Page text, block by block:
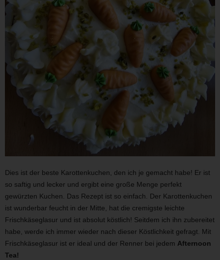
Dies ist der beste Karottenkuchen, den ich je gemacht habe! Er ist
so saftig und lecker und ergibt eine große Menge perfekt
gewürzten Kuchen. Das Rezept ist so einfach. Der Karottenkuchen
ist wunderbar feucht in der Mitte, hat die cremigste leichte
Frischkäseglasur und ist absolut köstlich! Seitdem ich ihn zubereitet
habe, werde ich immer wieder nach dieser Köstlichkeit gefragt. Mit
Frischkäseglasur ist er ideal und der Renner bei jedem Afternoon
Tea!